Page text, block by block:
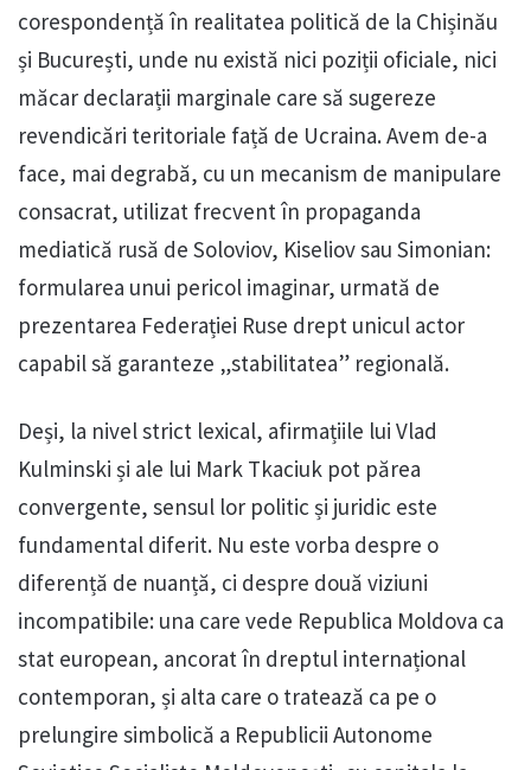
corespondență în realitatea politică de la Chișinău
și București, unde nu există nici poziții oficiale, nici
măcar declarații marginale care să sugereze
revendicări teritoriale față de Ucraina. Avem de-a
face, mai degrabă, cu un mecanism de manipulare
consacrat, utilizat frecvent în propaganda
mediatică rusă de Soloviov, Kiseliov sau Simonian:
formularea unui pericol imaginar, urmată de
prezentarea Federației Ruse drept unicul actor
capabil să garanteze „stabilitatea” regională.
Deși, la nivel strict lexical, afirmațiile lui Vlad
Kulminski și ale lui Mark Tkaciuk pot părea
convergente, sensul lor politic și juridic este
fundamental diferit. Nu este vorba despre o
diferență de nuanță, ci despre două viziuni
incompatibile: una care vede Republica Moldova ca
stat european, ancorat în dreptul internațional
contemporan, și alta care o tratează ca pe o
prelungire simbolică a Republicii Autonome